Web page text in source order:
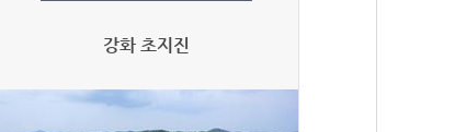
강화 초지진